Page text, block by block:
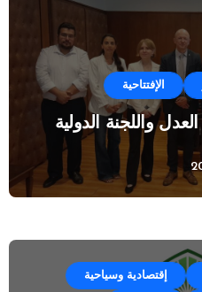
الإفتتاحية
واللجنة الدولية
إقتصادية وسياحية